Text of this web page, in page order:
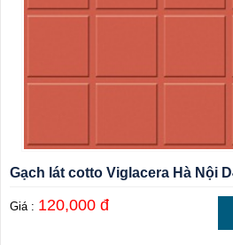
Gạch lát cotto Viglacera Hà Nội
Giá : 120,000 đ